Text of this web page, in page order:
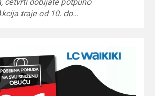
traje od 10. do…